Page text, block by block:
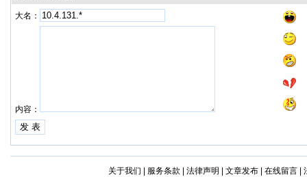
大名：
内容：
关于我们 服务条款 法律声明 文章发布| 在线留言|